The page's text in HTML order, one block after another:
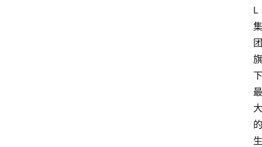
L
集
团
旗
下
最
大
的
生